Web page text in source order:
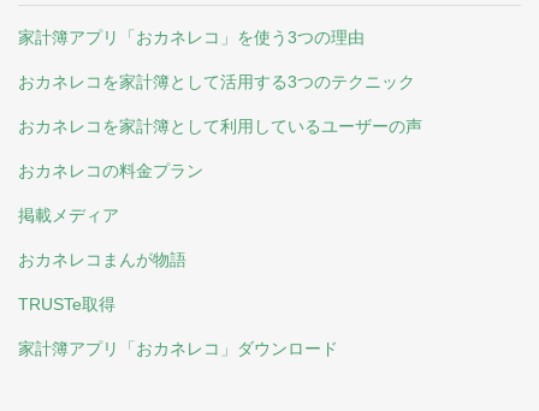
家計簿アプリ「おカネレコ」を使う3つの理由
おカネレコを家計簿として活用する3つのテクニック
おカネレコを家計簿として利用しているユーザーの声
おカネレコの料金プラン
掲載メディア
おカネレコまんが物語
TRUSTe取得
家計簿アプリ「おカネレコ」ダウンロード